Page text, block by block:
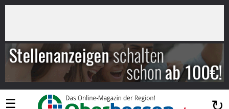
Suchen
Startseite
Blaulicht
×
☰